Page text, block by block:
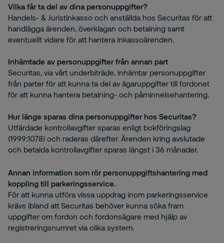
Vilka får ta del av dina personuppgifter?
Handels- & Juristinkasso och anställda hos Securitas för att
handlägga ärenden, överklagan och betalning samt
eventuellt vidare för att hantera inkassoärenden.
Inhämtade av personuppgifter från annan part
Securitas, via vårt underbiträde, inhämtar personuppgifter
från parter för att kunna ta del av ägaruppgifter till fordonet
för att kunna hantera betalning- och påminnelsehantering.
Hur länge sparas dina personuppgifter hos Securitas?
Utfärdade kontrollavgifter sparas enligt bokföringslag
(1999:1078) och raderas därefter. Ärenden kring avslutade
och betalda kontrollavgifter sparas längst i 36 månader.
Annan information som rör personuppgiftshantering med
koppling till parkeringsservice.
För att kunna utföra vissa uppdrag inom parkeringsservice
krävs ibland att Securitas behöver kunna söka fram
uppgifter om fordon och fordonsägare med hjälp av
registreringsnumret via olika system.